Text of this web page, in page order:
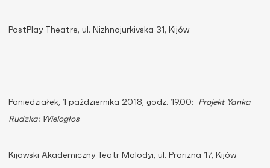
PostPlay Theatre, ul. Nizhnojurkivska 31, Kijów
Poniedziałek, 1 października 2018, godz. 19.00: Projekt Yanka
Rudzka: Wielogłos
Kijowski Akademiczny Teatr Molodyi, ul. Prorizna 17, Kijów